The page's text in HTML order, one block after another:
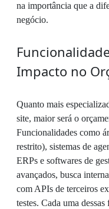
na importância que a
negócio.
Impacto no
Quanto mais
site, maior será o
Funcionalidades como
restrito), sistemas de
ERPs e softwares de
avançados, busca
com APIs de terceiros
testes. Cada uma